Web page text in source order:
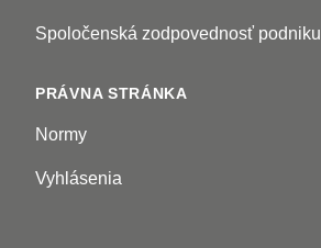
Spoločenská zodpovednosť podniku
PRÁVNA STRÁNKA
Normy
Vyhlásenia